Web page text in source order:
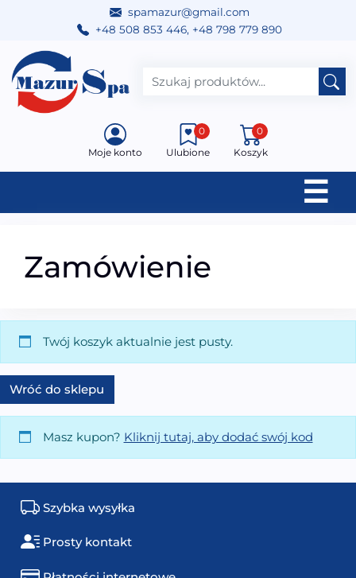
spamazur@gmail.com
+48 508 853 446, +48 798 779 890
Przejdź do treści
Main Navigation
Moje konto Ulubione
0
Koszyk
0
☰
Zamówienie
Twój koszyk aktualnie jest pusty.
Wróć do sklepu
Masz kupon? Kliknij tutaj, aby dodać swój kod
Szybka wysyłka
Prosty kontakt